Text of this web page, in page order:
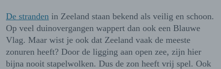
De stranden in Zeeland staan bekend als veilig en schoon.
Op veel duinovergangen wappert dan ook een Blauwe
Vlag. Maar wist je ook dat Zeeland vaak de meeste
zonuren heeft? Door de ligging aan open zee, zijn hier
bijna nooit stapelwolken. Dus de zon heeft vrij spel. Ook